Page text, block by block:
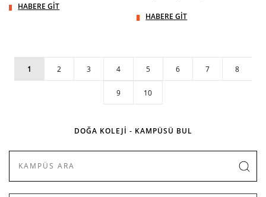
HABERE GİT
HABERE GİT
1 2 3 4 5 6 7 8
9 10
DOĞA KOLEJİ - KAMPÜSÜ BUL